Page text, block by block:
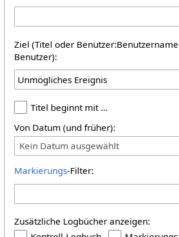
Ziel (Titel oder
Benutzer):
Titel beginnt mit …
Von Datum (und früher):
Kein Datum ausgewählt
Markierungs-Filter:
Zusätzliche Logbücher anzeigen: